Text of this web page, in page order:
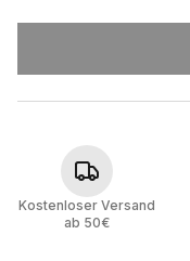
Kostenloser Versand
ab 50€